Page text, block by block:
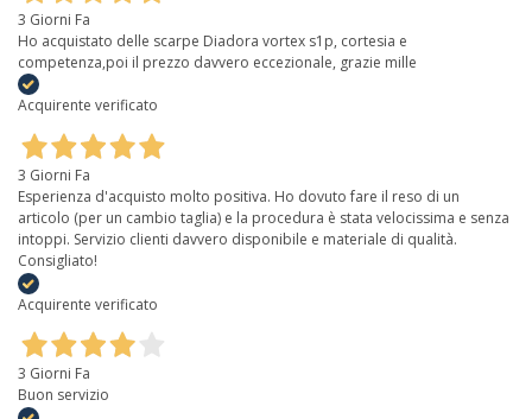
3 Giorni Fa
Ho acquistato delle scarpe Diadora vortex s1p, cortesia e
competenza,poi il prezzo davvero eccezionale, grazie mille
Acquirente verificato
3 Giorni Fa
Esperienza d'acquisto molto positiva. Ho dovuto fare il reso di un
articolo (per un cambio taglia) e la procedura è stata velocissima e senza
intoppi. Servizio clienti davvero disponibile e materiale di qualità.
Consigliato!
Acquirente verificato
3 Giorni Fa
Buon servizio